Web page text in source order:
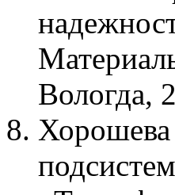
Вологда,
Хорошева